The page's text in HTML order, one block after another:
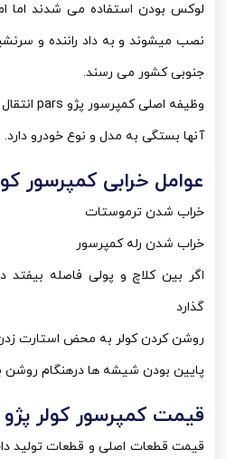
لوکس بودن استفاده می شدند اما
نصب میشوند و به داد راننده و
جنوبی کشور می رسند.
وظیفه اصلی کمپرسور پژو pars
آنها بستگی به مدل و نوع خودرو دارد.
عوامل خرابی کمپرسور
خراب شدن ترموستات
خراب شدن رله کمپرسور
اگر بین کلاچ و پولی فاصله بیفتد
گذارد
روشن کردن کولر به محض استارت
پایین بودن شیشه ها درهنگام روشن
قیمت کمپرسور کولر
قیمت قطعات اصلی و قطعات تولید